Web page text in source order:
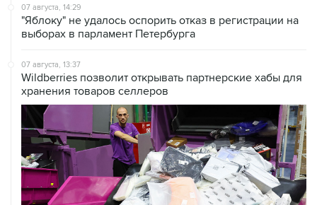
07 августа, 14:29
"Яблоку" не удалось оспорить отказ в регистрации на
выборах в парламент Петербурга
07 августа, 13:37
Wildberries позволит открывать партнерские хабы для
хранения товаров селлеров